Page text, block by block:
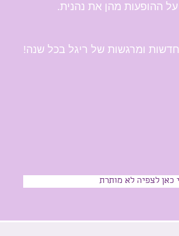
ההופעות מהן את נהנית.
ומרגשות של ריגל בכל שנה!
כאן לצפיה לא מותרת